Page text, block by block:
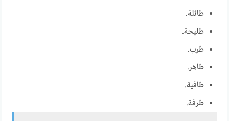
طائلة.
طليحة.
طرب.
طاهر.
طافية.
طرفة.